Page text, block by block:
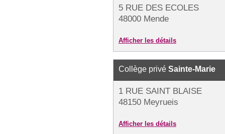
5 RUE DES ECOLES
48000 Mende
Afficher les détails
Collège privé Sainte-Marie
1 RUE SAINT BLAISE
48150 Meyrueis
Afficher les détails